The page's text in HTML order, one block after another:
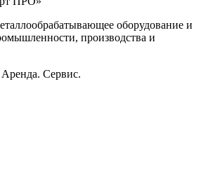
оборудование и
производства и
Сервис.